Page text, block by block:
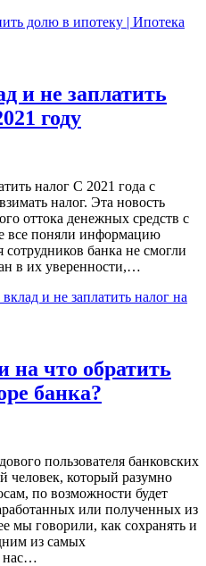
долю в ипотеку | Ипотека
и не заплатить
году
налог С 2021 года с
налог. Эта новость
оттока денежных средств с
все поняли информацию
банка не смогли
в их уверенности,…
и не заплатить налог на
на что обратить
банка?
пользователя банковских
человек, который разумно
по возможности будет
или полученных из
мы говорили, как сохранять и
из самых
нас…